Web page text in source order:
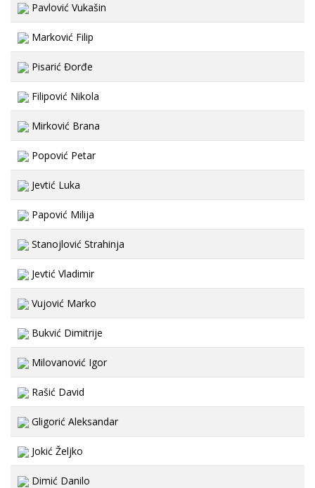
Pavlović Vukašin
Marković Filip
Pisarić Đorđe
Filipović Nikola
Mirković Brana
Popović Petar
Jevtić Luka
Papović Milija
Stanojlović Strahinja
Jevtić Vladimir
Vujović Marko
Bukvić Dimitrije
Milovanović Igor
Rašić David
Gligorić Aleksandar
Jokić Željko
Dimić Danilo